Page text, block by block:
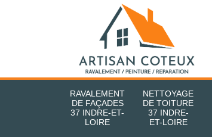
RAVALEMENT
DE FAÇADES
37 INDRE-ET-
LOIRE
NETTOYAGE
DE TOITURE
37 INDRE-
ET-LOIRE